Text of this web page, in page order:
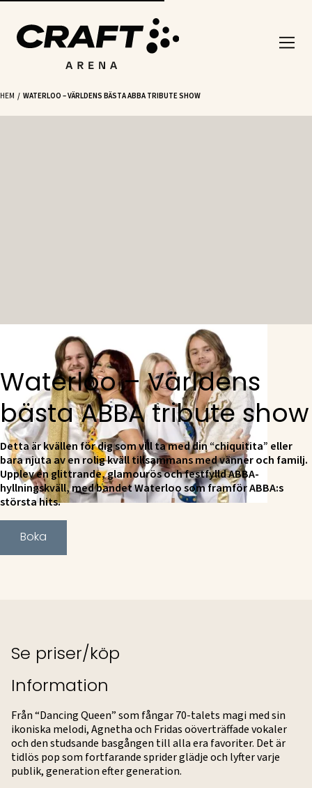
HEM WATERLOO – VÄRLDENS BÄSTA ABBA TRIBUTE SHOW
Waterloo – Världens
bästa ABBA tribute show
Detta är kvällen för dig som vill ta med din “chiquitita” eller
bara njuta av en rolig kväll tillsammans med vänner och familj.
Upplev en glittrande, glamourös och festfylld ABBA-
hyllningskväll, med bandet Waterloo som framför ABBA:s
största hits.
Boka
Information
Från “Dancing Queen” som fångar 70-talets magi med sin
ikoniska melodi, Agnetha och Fridas oöverträffade vokaler
och den studsande basgången till alla era favoriter. Det är
tidlös pop som fortfarande sprider glädje och lyfter varje
publik, generation efter generation.
Se priser/köp